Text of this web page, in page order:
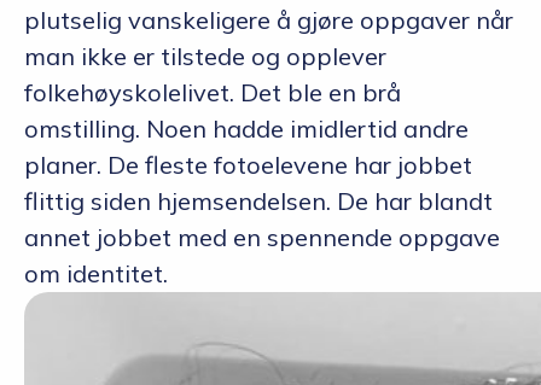
plutselig vanskeligere å gjøre oppgaver når
man ikke er tilstede og opplever
folkehøyskolelivet. Det ble en brå
omstilling. Noen hadde imidlertid andre
planer. De fleste fotoelevene har jobbet
flittig siden hjemsendelsen. De har blandt
annet jobbet med en spennende oppgave
om identitet.